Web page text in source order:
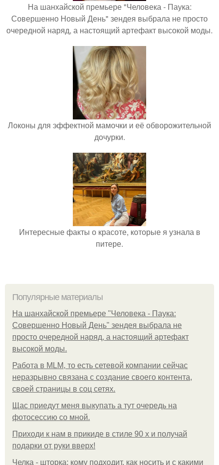
На шанхайской премьере "Человека - Паука:
Совершенно Новый День" зендея выбрала не просто
очередной наряд, а настоящий артефакт высокой моды.
Локоны для эффектной мамочки и её обворожительной
дочурки.
Интересные факты о красоте, которые я узнала в
питере.
Популярные материалы
На шанхайской премьере "Человека - Паука:
Совершенно Новый День" зендея выбрала не
просто очередной наряд, а настоящий артефакт
высокой моды.
Работа в MLM, то есть сетевой компании сейчас
неразрывно связана с создание своего контента,
своей страницы в соц сетях.
Щас приедут меня выкупать а тут очередь на
фотосессию со мной.
Приходи к нам в прикиде в стиле 90 х и получай
подарки от руки вверх!
Челка - шторка: кому подходит, как носить и с какими